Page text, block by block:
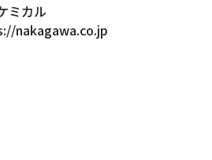
ミカル
nakagawa.co.jp